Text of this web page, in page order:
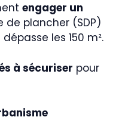
engager un
de plancher (SDP)
les 150 m².
à sécuriser pour